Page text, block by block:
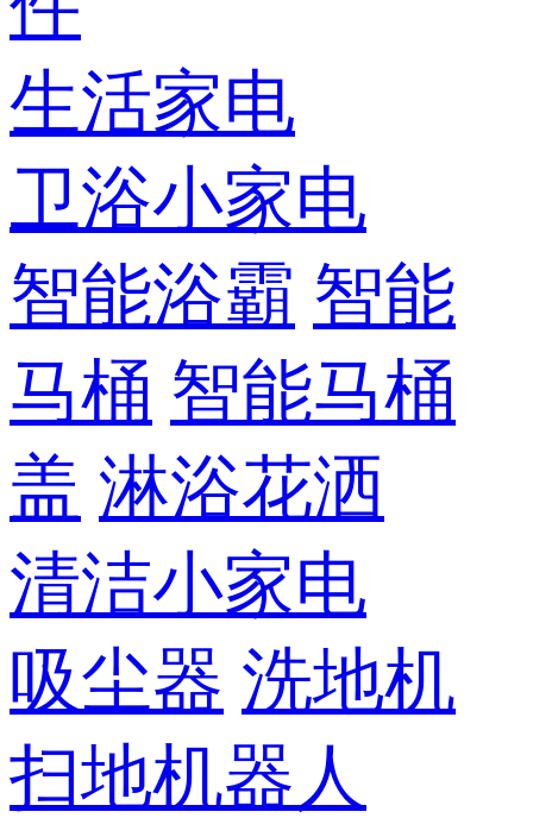
生活家电
卫浴小家电
智能浴霸 智能
马桶 智能马桶
盖 淋浴花洒
清洁小家电
吸尘器 洗地机
扫地机器人